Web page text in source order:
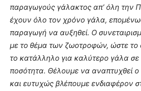
παραγωγούς γάλακτος απ’ όλη την
έχουν όλο τον χρόνο γάλα,
παραγωγή να αυξηθεί. Ο
με το θέμα των ζωοτροφών, ώστε το
το κατάλληλο για καλύτερο γάλα σε
ποσότητα. Θέλουμε να αναπτυχθεί ο
και ευτυχώς βλέπουμε ενδιαφέρον